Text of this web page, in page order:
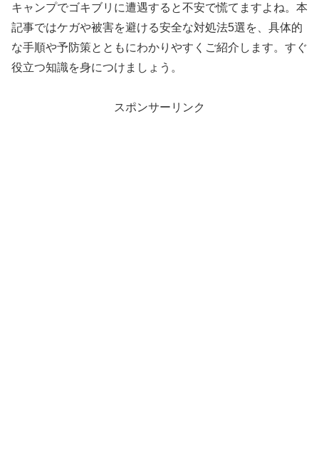
キャンプでゴキブリに遭遇すると不安で慌てますよね。本
記事ではケガや被害を避ける安全な対処法5選を、具体的
な手順や予防策とともにわかりやすくご紹介します。すぐ
役立つ知識を身につけましょう。
スポンサーリンク